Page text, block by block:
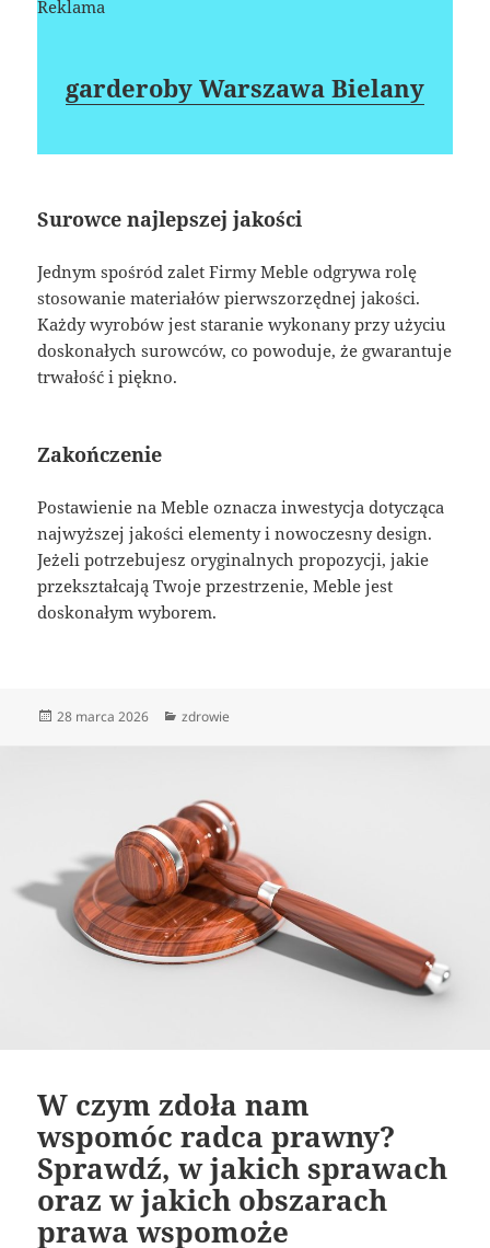
Reklama
garderoby Warszawa Bielany
Surowce najlepszej jakości
Jednym spośród zalet Firmy Meble odgrywa rolę
stosowanie materiałów pierwszorzędnej jakości.
Każdy wyrobów jest staranie wykonany przy użyciu
doskonałych surowców, co powoduje, że gwarantuje
trwałość i piękno.
Zakończenie
Postawienie na Meble oznacza inwestycja dotycząca
najwyższej jakości elementy i nowoczesny design.
Jeżeli potrzebujesz oryginalnych propozycji, jakie
przekształcają Twoje przestrzenie, Meble jest
doskonałym wyborem.
Data
28 marca 2026 Kategorie
zdrowie
W czym zdoła nam
wspomóc radca prawny?
Sprawdź, w jakich sprawach
oraz w jakich obszarach
prawa wspomoże